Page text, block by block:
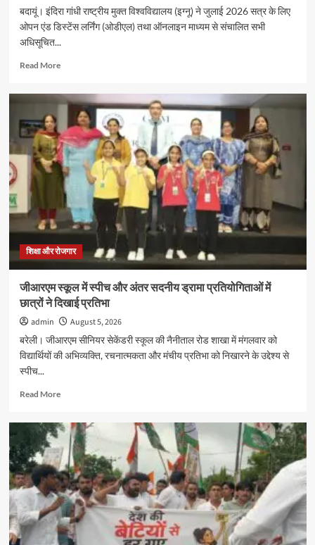
बदायूं। इंदिरा गांधी राष्ट्रीय मुक्त विश्वविद्यालय (इग्नू) ने जुलाई 2026 सत्र के लिए
ओपन एंड डिस्टेंस लर्निंग (ओडीएल) तथा ऑनलाइन माध्यम से संचालित सभी
अधिसूचित...
Read MoreRead
इग्नू
जुलाई
2026
सत्र
के
नए
प्रवेश
की
अंतिम
तिथि
16
अगस्त
बढ़ी
शिक्षा और रोजगार
जीआरएम स्कूल में स्पीच और अंतर सदनीय ड्रामा प्रतियोगिताओं में
छात्रों ने दिखाई प्रतिभा
admin
August 5, 2026
बरेली। जीआरएम सीनियर सेकेंडरी स्कूल की नैनीताल रोड शाखा में मंगलवार को
विद्यार्थियों की अभिव्यक्ति, रचनात्मकता और मंचीय प्रतिभा को निखारने के उद्देश्य से
स्पीच...
Read MoreRead
जीआरएम
स्कूल
में
स्पीच
और
अंतर
सदनीय
ड्रामा
प्रतियोगिताओं